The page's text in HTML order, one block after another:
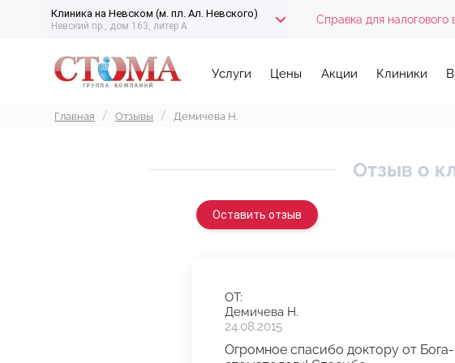
Клиника на Невском (м. пл. Ал. Невского)
Невский пр., дом 163, литер А Справка для налогового
Услуги Цены Акции Клиники
Главная Отзывы Демичева Н.
Отзыв о
Оставить отзыв
ОТ:
Демичева Н.
24.08.2015
Огромное спасибо доктору от